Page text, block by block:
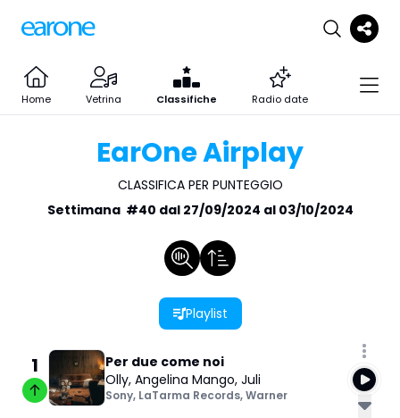
Home Vetrina Classifiche Radio date
EarOne Airplay
CLASSIFICA PER PUNTEGGIO
Settimana#40 dal 27/09/2024 al 03/10/2024
Playlist
1
Per due come noi
Olly, Angelina Mango, Juli
Sony, LaTarma Records,Warner